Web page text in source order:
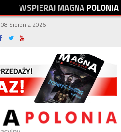
WSPIERAJMAGNAPOLONIA
Sierpnia 2026